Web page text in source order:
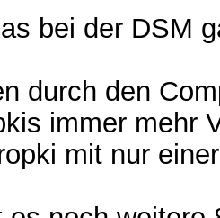
bei der DSM
durch den
immer mehr
mit nur